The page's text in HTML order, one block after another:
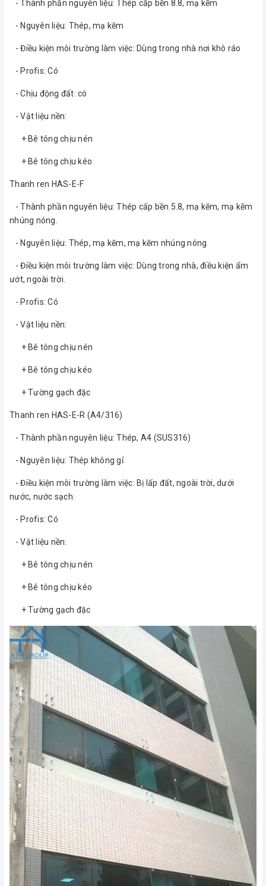
- Thành phần nguyên liệu: Thép cấp bền 8.8, mạ kẽm
- Nguyên liệu: Thép, mạ kẽm
- Điều kiện môi trường làm việc: Dùng trong nhà nơi khô ráo
- Profis: Có
- Chịu động đất: có
- Vật liệu nền:
+ Bê tông chịu nén
+ Bê tông chịu kéo
​Thanh ren HAS-E-F
- Thành phần nguyên liệu: Thép cấp bền 5.8, mạ kẽm, mạ kẽm
nhúng nóng.
- Nguyên liệu: Thép, mạ kẽm, mạ kẽm nhúng nóng
- Điều kiện môi trường làm việc: Dùng trong nhà, điều kiện ẩm
ướt, ngoài trời.
- Profis: Có
- Vật liệu nền:
+ Bê tông chịu nén
+ Bê tông chịu kéo
+ Tường gạch đặc
​Thanh ren HAS-E-R (A4/316)
- Thành phần nguyên liệu: Thép, A4 (SUS316)
- Nguyên liệu: Thép không gỉ
- Điều kiện môi trường làm việc: Bị lấp đất, ngoài trời, dưới
nước, nước sạch.
- Profis: Có
- Vật liệu nền:
+ Bê tông chịu nén
+ Bê tông chịu kéo
+ Tường gạch đặc